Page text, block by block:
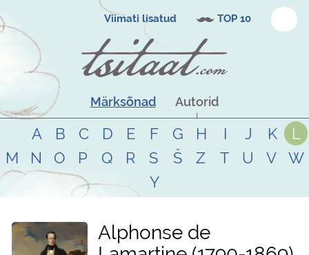
Viimati lisatud TOP 10
Märksõnad Autorid
A B C D E F G H I J K
L
M
N O P Q R S Š Z T U V
W
Y
Alphonse de